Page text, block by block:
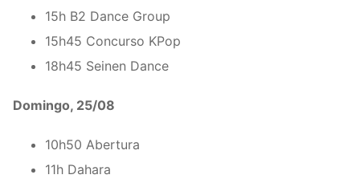
15h B2 Dance Group
15h45 Concurso KPop
18h45 Seinen Dance
Domingo, 25/08
10h50 Abertura
11h Dahara